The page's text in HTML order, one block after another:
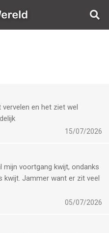
AppWereld
en het ziet wel
15/07/2026
mijn voortgang kwijt, ondanks
kwijt. Jammer want er zit veel
05/07/2026